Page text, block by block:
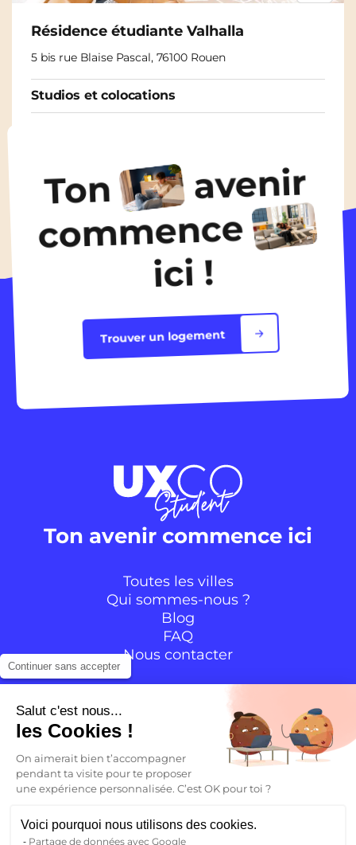
Résidence étudiante Valhalla
5 bis rue Blaise Pascal, 76100 Rouen
Studios et colocations
Découvrir les logements
Ton avenir
commence
ici !
Trouver un logement
Ton avenir commence ici
Toutes les villes
Qui sommes-nous ?
Blog
FAQ
Nous contacter
YouTubeLinkedIn
FR
Continuer sans accepter
Salut c'est nous...
les Cookies !
On aimerait bien t’accompagner
pendant ta visite pour te proposer
une expérience personnalisée. C’est OK pour toi ?
Voici pourquoi nous utilisons des cookies.
Partage de données avec Google